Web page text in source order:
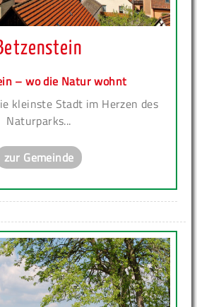
– wo die Natur wohnt
kleinste Stadt im Herzen des
Naturparks...
zur Gemeinde